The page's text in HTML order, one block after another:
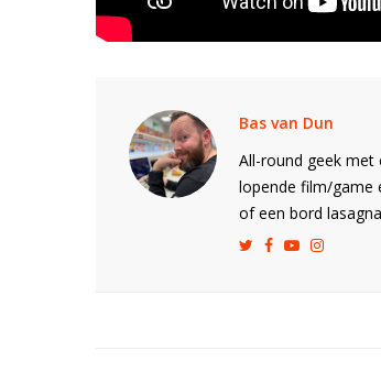
Bas van Dun
All-round geek met
lopende film/game
of een bord